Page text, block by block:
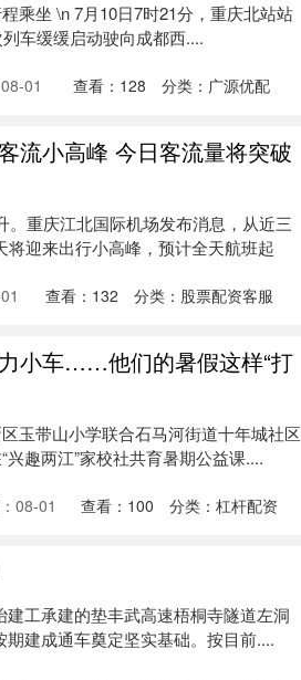
乘坐 \n 7月10日7时21分，重庆北站站
车缓缓启动驶向成都西....
01 查看： 128 分类： 广源优配
流小高峰 今日客流量将突破
重庆江北国际机场发布消息，从近三
迎来出行小高峰，预计全天航班起
查看： 132 分类： 股票配资客服
小车……他们的暑假这样“打
玉带山小学联合石马河街道十年城社区
趣两江”家校社共育暑期公益课....
08-01 查看： 100 分类： 杠杆配资
工承建的垫丰武高速梧桐寺隧道左洞
建成通车奠定坚实基础。按目前....